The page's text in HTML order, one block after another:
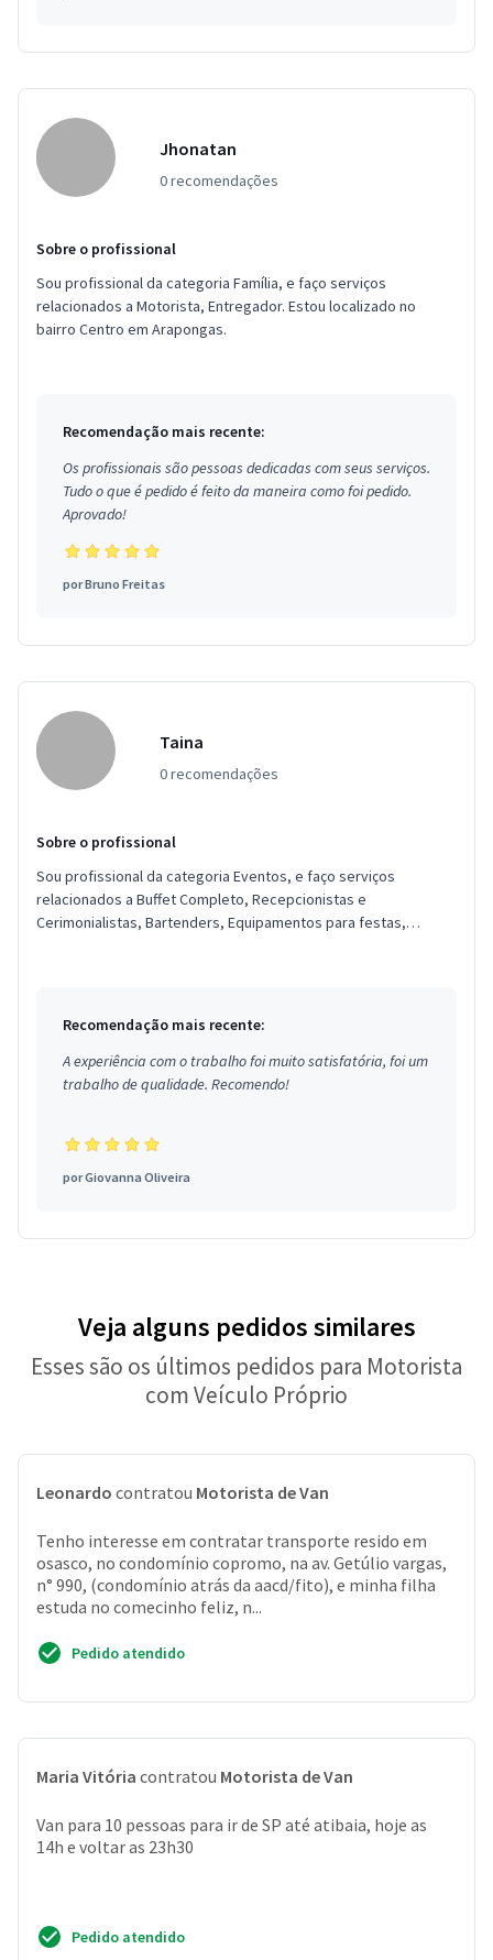
Jhonatan
0 recomendações
Sobre o profissional
Sou profissional da categoria Família, e faço serviços
relacionados a Motorista, Entregador. Estou localizado no
bairro Centro em Arapongas.
Recomendação mais recente:
Os profissionais são pessoas dedicadas com seus serviços.
Tudo o que é pedido é feito da maneira como foi pedido.
Aprovado!
porBruno Freitas
Taina
0 recomendações
Sobre o profissional
Sou profissional da categoria Eventos, e faço serviços
relacionados a Buffet Completo, Recepcionistas e
Cerimonialistas, Bartenders, Equipamentos para festas,
Recomendação mais recente:
A experiência com o trabalho foi muito satisfatória, foi um
trabalho de qualidade. Recomendo!
porGiovanna Oliveira
Veja alguns pedidos similares
Esses são os últimos pedidos para Motorista
com Veículo Próprio
Leonardo contratou Motorista de Van
Tenho interesse em contratar transporte resido em
osasco, no condomínio copromo, na av. Getúlio vargas,
n° 990, (condomínio atrás da aacd/fito), e minha filha
estuda no comecinho feliz, n...
Pedido atendido
Maria Vitória contratou Motorista de Van
Van para 10 pessoas para ir de SP até atibaia, hoje as
14h e voltar as 23h30
Pedido atendido